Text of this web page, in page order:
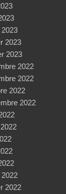
2023
2023
2022
2022
2022
2022
2022